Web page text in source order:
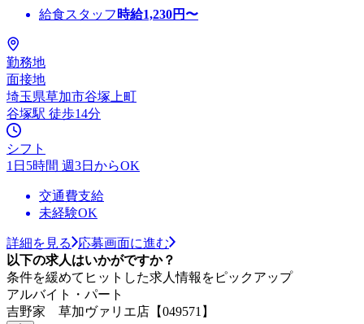
給食スタッフ 時給1,230円〜
勤務地
面接地
埼玉県草加市谷塚上町
谷塚駅 徒歩14分
シフト
1日5時間 週3日からOK
交通費支給
未経験OK
詳細を見る
応募画面に進む
以下の求人はいかがですか？
条件を緩めてヒットした求人情報をピックアップ
アルバイト・パート
吉野家 草加ヴァリエ店【049571】